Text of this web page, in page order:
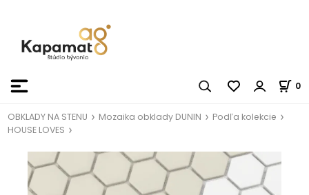
0
OBKLADY NA STENU Mozaika obklady DUNIN
Podľa kolekcie
HOUSE LOVES